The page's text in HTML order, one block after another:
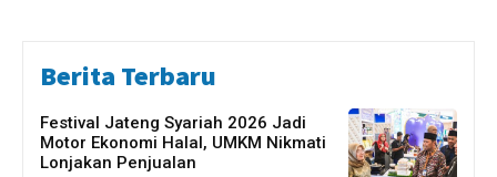
Berita Terbaru
Festival Jateng Syariah 2026 Jadi
Motor Ekonomi Halal, UMKM Nikmati
Lonjakan Penjualan